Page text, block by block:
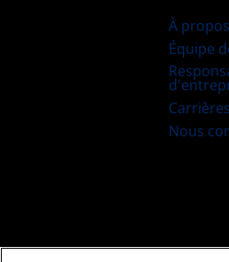
À
Équipe
Carrières
Nous